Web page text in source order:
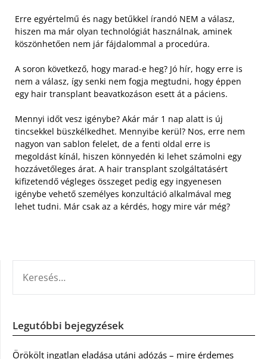
Erre egyértelmű és nagy betűkkel írandó NEM a válasz,
hiszen ma már olyan technológiát használnak, aminek
köszönhetően nem jár fájdalommal a procedúra.
A soron következő, hogy marad-e heg? Jó hír, hogy erre is
nem a válasz, így senki nem fogja megtudni, hogy éppen
egy hair transplant beavatkozáson esett át a páciens.
Mennyi időt vesz igénybe? Akár már 1 nap alatt is új
tincsekkel büszkélkedhet. Mennyibe kerül? Nos, erre nem
nagyon van sablon felelet, de a fenti oldal erre is
megoldást kínál, hiszen könnyedén ki lehet számolni egy
hozzávetőleges árat. A hair transplant szolgáltatásért
kifizetendő végleges összeget pedig egy ingyenesen
igénybe vehető személyes konzultáció alkalmával meg
lehet tudni. Már csak az a kérdés, hogy mire vár még?
Legutóbbi bejegyzések
Örökölt ingatlan eladása utáni adózás – mire érdemes